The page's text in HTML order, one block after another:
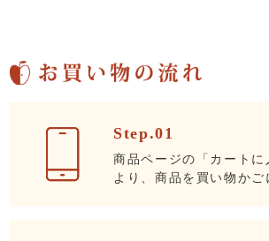
Step.01
商品ページの「カートに
より、商品を買い物かご